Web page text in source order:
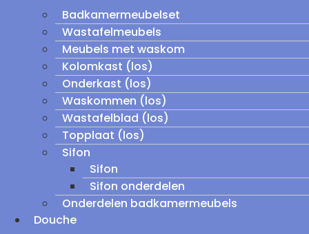
Badkamermeubelset
Wastafelmeubels
Meubels met waskom
Kolomkast (los)
Onderkast (los)
Waskommen (los)
Wastafelblad (los)
Topplaat (los)
Sifon
Sifon
Sifon onderdelen
Onderdelen badkamermeubels
Douche